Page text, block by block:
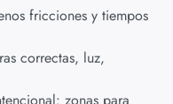
fricciones y tiempos
correctas, luz,